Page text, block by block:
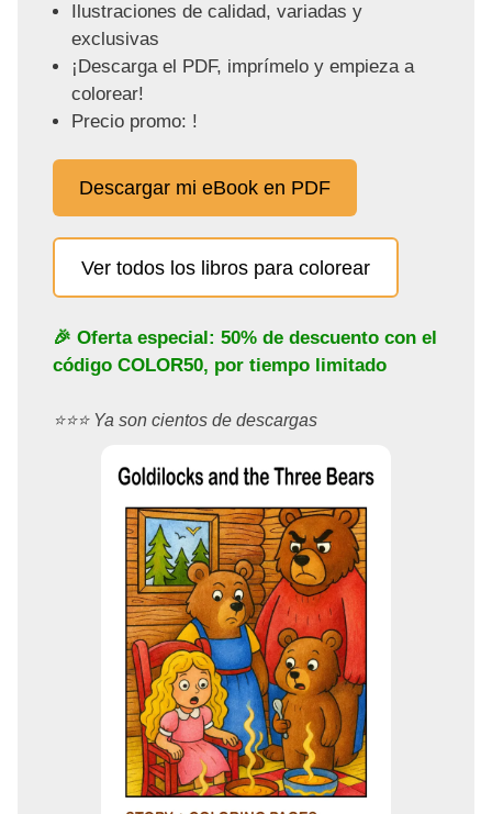
Ilustraciones de calidad, variadas y
exclusivas
¡Descarga el PDF, imprímelo y empieza a
colorear!
Precio promo: !
Descargar mi eBook en PDF
Ver todos los libros para colorear
🎉 Oferta especial: 50% de descuento con el
código COLOR50, por tiempo limitado
⭐️⭐️⭐️ Ya son cientos de descargas